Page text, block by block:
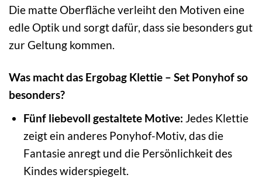
Die matte Oberfläche verleiht den Motiven eine
edle Optik und sorgt dafür, dass sie besonders gut
zur Geltung kommen.
Was macht das Ergobag Klettie – Set Ponyhof so
besonders?
Fünf liebevoll gestaltete Motive: Jedes Klettie
zeigt ein anderes Ponyhof-Motiv, das die
Fantasie anregt und die Persönlichkeit des
Kindes widerspiegelt.